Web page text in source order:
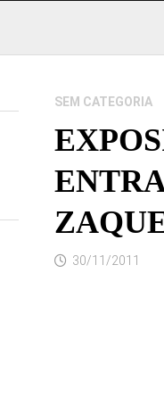
SEM CATEGORIA
30/11/2011